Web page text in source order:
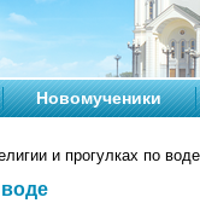
Новомученики
и прогулках по воде